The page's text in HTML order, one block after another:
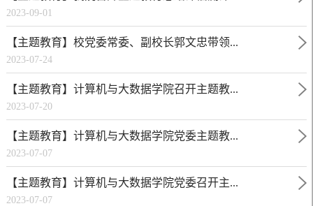
2023-09-01
【主题教育】校党委常委、副校长郭文忠带领...
2023-07-24
【主题教育】计算机与大数据学院召开主题教...
2023-07-20
【主题教育】计算机与大数据学院党委主题教...
2023-07-07
【主题教育】计算机与大数据学院党委召开主...
2023-07-07